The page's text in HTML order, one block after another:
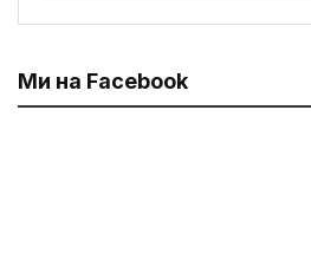
Ми на Facebook